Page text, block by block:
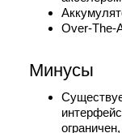
Over-The-
Минусы